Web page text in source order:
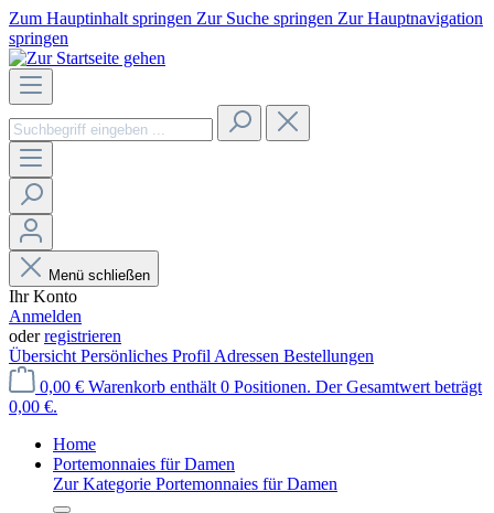
Zum Hauptinhalt springen Zur Suche springen Zur Hauptnavigation
springen
Menü schließen
Ihr Konto
Anmelden
oderregistrieren
Übersicht Persönliches Profil Adressen Bestellungen
0,00 € Warenkorb enthält 0 Positionen. Der Gesamtwert beträgt
0,00 €.
Home
Portemonnaies für Damen
Zur Kategorie Portemonnaies für Damen